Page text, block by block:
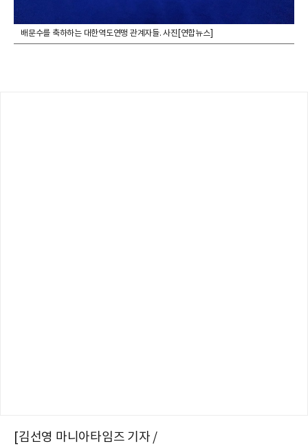
배문수를 축하하는 대한역도연맹 관계자들. 사진[연합뉴스]
[김선영 마니아타임즈 기자 /